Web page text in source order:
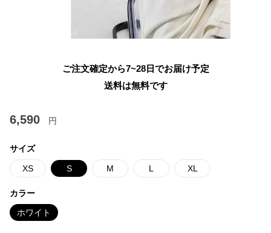
ご注文確定から7~28日でお届け予定
送料は無料です
6,590 円
サイズ
XS S M L XL
カラー
ホワイト